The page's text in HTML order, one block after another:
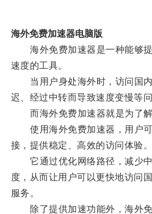
海外免费加速器电脑版
海外免费加速器是一种能够提
速度的工具。
当用户身处海外时，访问国内
迟、经过中转而导致速度变慢等问
而海外免费加速器就是为了解
使用海外免费加速器，用户可
接，提供稳定、高效的访问体验。
它通过优化网络路径，减少中
度，从而让用户可以更快地访问
服务。
除了提供加速功能外，海外免